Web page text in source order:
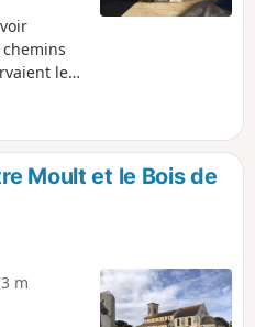
les
le bétail
en
se
le faire,
Moult et le Bois de
m